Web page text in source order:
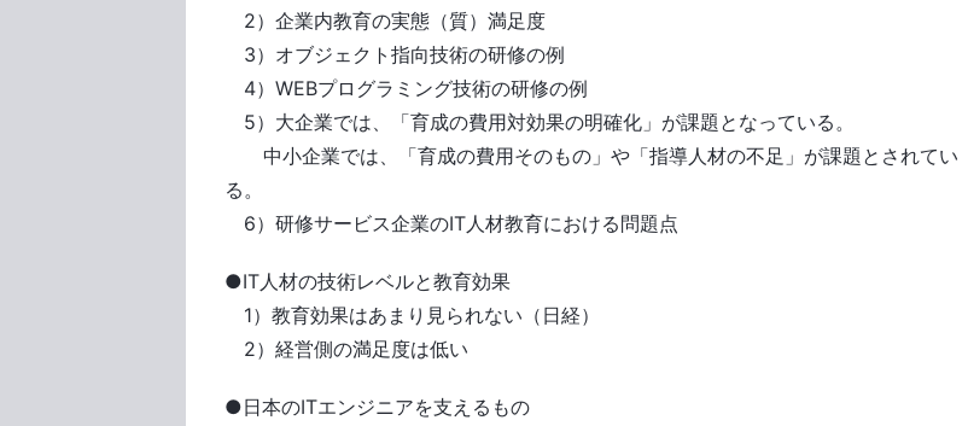
2）企業内教育の実態（質）満足度
3）オブジェクト指向技術の研修の例
4）WEBプログラミング技術の研修の例
5）大企業では、「育成の費用対効果の明確化」が課題となっている。
中小企業では、「育成の費用そのもの」や「指導人材の不足」が課題とされてい
る。
6）研修サービス企業のIT人材教育における問題点
●IT人材の技術レベルと教育効果
1）教育効果はあまり見られない（日経）
2）経営側の満足度は低い
●日本のITエンジニアを支えるもの